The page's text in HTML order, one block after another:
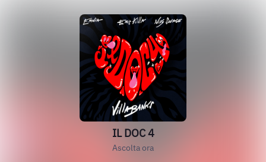
IL DOC 4
Ascolta ora